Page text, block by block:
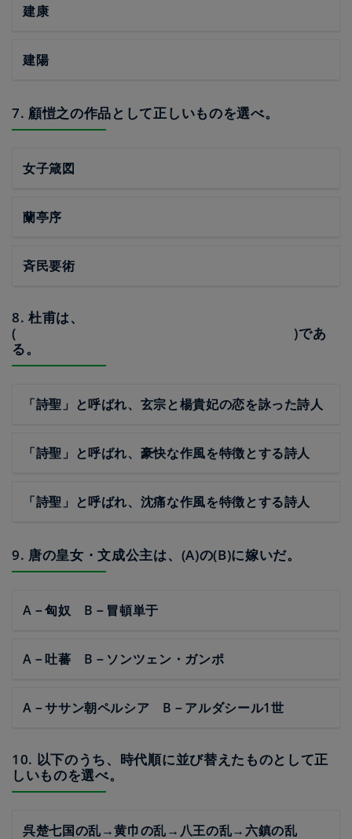
建康
建陽
7. 顧愷之の作品として正しいものを選べ。
女子箴図
蘭亭序
斉民要術
8. 杜甫は、
( )であ
る。
「詩聖」と呼ばれ、玄宗と楊貴妃の恋を詠った詩人
「詩聖」と呼ばれ、豪快な作風を特徴とする詩人
「詩聖」と呼ばれ、沈痛な作風を特徴とする詩人
9. 唐の皇女・文成公主は、(A)の(B)に嫁いだ。
A－匈奴 B－冒頓単于
A－吐蕃 B－ソンツェン・ガンポ
A－ササン朝ペルシア B－アルダシール1世
10. 以下のうち、時代順に並び替えたものとして正
しいものを選べ。
呉楚七国の乱→黄巾の乱→八王の乱→六鎮の乱